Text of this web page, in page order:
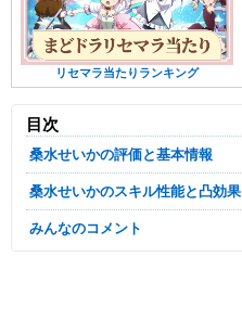
リセマラ当たりランキング
目次
桑水せいかの評価と基本情報
桑水せいかのスキル性能と凸効果
みんなのコメント